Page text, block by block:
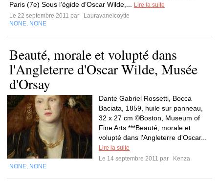
Paris (7e) Sous l’égide d’Oscar Wilde,...
Lire la suite
Le 22 septembre 2011 par
Lauravanelcoytte
NONE NONE
Beauté, morale et volupté dans
l'Angleterre d'Oscar Wilde, Musée
d'Orsay
Dante Gabriel Rossetti, Bocca
Baciata, 1859, huile sur panneau,
32 x 27 cm ©Boston, Museum of
Fine Arts ***Beauté, morale et
volupté dans l'Angleterre d'Oscar...
Lire la suite
Le 14 septembre 2011 par
Kenza
NONE NONE